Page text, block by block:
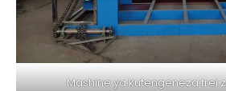
Mashine ya kutengeneza trei